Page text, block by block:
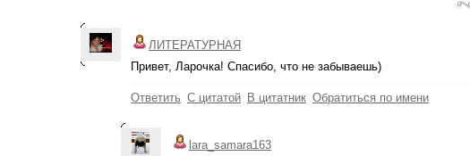
ЛИТЕРАТУРНАЯ
Привет, Ларочка! Спасибо, что не забываешь)
Ответить С цитатой В цитатник Обратиться по имени
lara_samara163